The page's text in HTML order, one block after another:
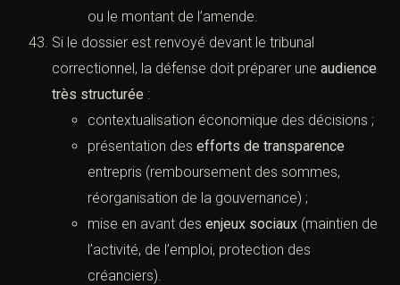
ou le montant de l’amende.
Si le dossier est renvoyé devant le tribunal
correctionnel, la défense doit préparer une audience
très structurée :
contextualisation économique des décisions ;
présentation des efforts de transparence
entrepris (remboursement des sommes,
réorganisation de la gouvernance) ;
mise en avant des enjeux sociaux (maintien de
l’activité, de l’emploi, protection des
créanciers).